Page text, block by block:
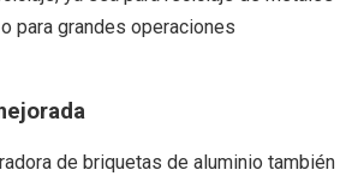
para grandes operaciones
de briquetas de aluminio también